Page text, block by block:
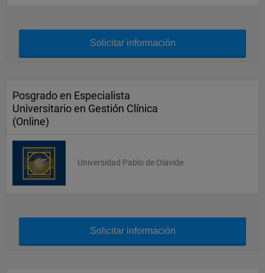
Solicitar información
Posgrado en Especialista
Universitario en Gestión Clínica
(Online)
Universidad Pablo de Olavide
Solicitar información